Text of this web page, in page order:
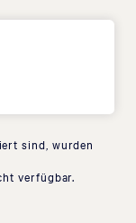
sind, wurden
verfügbar.